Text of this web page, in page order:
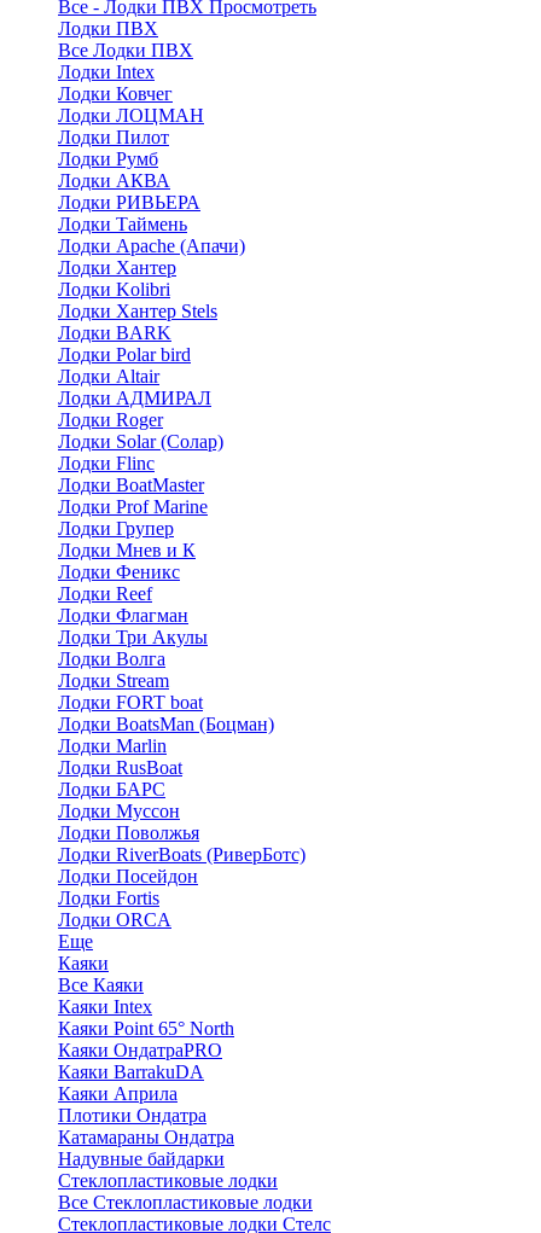
Все - Лодки ПВХ Просмотреть
Лодки ПВХ
Все Лодки ПВХ
Лодки Intex
Лодки Ковчег
Лодки ЛОЦМАН
Лодки Пилот
Лодки Румб
Лодки АКВА
Лодки РИВЬЕРА
Лодки Таймень
Лодки Apache (Апачи)
Лодки Хантер
Лодки Kolibri
Лодки Хантер Stels
Лодки BARK
Лодки Polar bird
Лодки Altair
Лодки АДМИРАЛ
Лодки Roger
Лодки Solar (Солар)
Лодки Flinc
Лодки BoatMaster
Лодки Prof Marine
Лодки Групер
Лодки Мнев и К
Лодки Феникс
Лодки Reef
Лодки Флагман
Лодки Три Акулы
Лодки Волга
Лодки Stream
Лодки FORT boat
Лодки BoatsMan (Боцман)
Лодки Marlin
Лодки RusBoat
Лодки БАРС
Лодки Муссон
Лодки Поволжья
Лодки RiverBoats (РиверБотс)
Лодки Посейдон
Лодки Fortis
Лодки ORCA
Еще
Каяки
Все Каяки
Каяки Intex
Каяки Point 65° North
Каяки ОндатраPRO
Каяки BarrakuDA
Каяки Априла
Плотики Ондатра
Катамараны Ондатра
Надувные байдарки
Стеклопластиковые лодки
Все Стеклопластиковые лодки
Стеклопластиковые лодки Стелс